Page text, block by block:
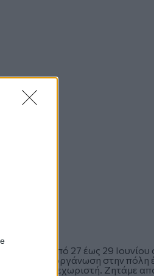
από 27 έως 29 Ιουνίου
η διοργάνωση στην πόλη
ξεχωριστή. Ζητάμε